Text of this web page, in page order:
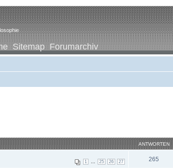
Sitemap Forumarchiv
ANTWORTEN
1 25 26 27 265